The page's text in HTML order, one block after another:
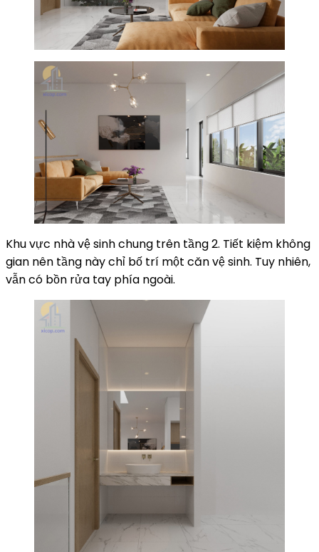
Khu vực nhà vệ sinh chung trên tầng 2. Tiết kiệm không
gian nên tầng này chỉ bố trí một căn vệ sinh. Tuy nhiên,
vẫn có bồn rửa tay phía ngoài.